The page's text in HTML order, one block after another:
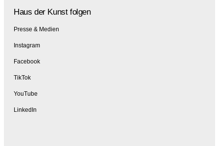
Haus der Kunst folgen
Presse & Medien
Instagram
Facebook
TikTok
YouTube
LinkedIn